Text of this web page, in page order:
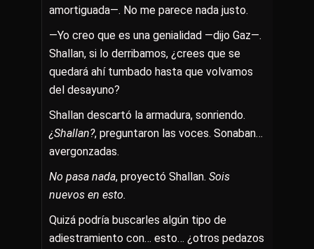
amortiguada—. No me parece nada justo.
—Yo creo que es una genialidad —dijo Gaz—.
Shallan, si lo derribamos, ¿crees que se
quedará ahí tumbado hasta que volvamos
del desayuno?
Shallan descartó la armadura, sonriendo.
¿Shallan?, preguntaron las voces. Sonaban…
avergonzadas.
No pasa nada, proyectó Shallan. Sois
nuevos en esto.
Quizá podría buscarles algún tipo de
adiestramiento con… esto… ¿otros pedazos